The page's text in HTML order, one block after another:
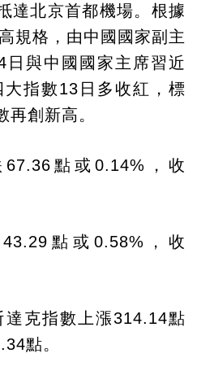
達北京首都機場。根據
規格，由中國國家副主
日與中國國家主席習近
指數13日多收紅，標
創新高。
點或0.14%，收
點或0.58%，收
達克指數上漲314.14點
點。